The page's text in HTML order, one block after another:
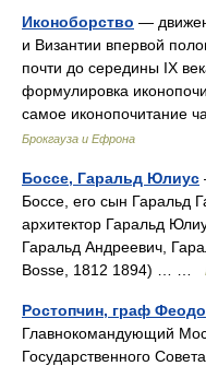
Иконоборство —
и Византии впервой
почти до середины IX
формулировка
самое иконопочитание
Брокгауза и Ефрона
Боссе, Гаральд Юлиус
Боссе, его сын Гаральд
архитектор Гаральд
Гаральд Андреевич,
Bosse, 1812 1894) … …
Ростопчин, граф
Главнокомандующий
Государственного